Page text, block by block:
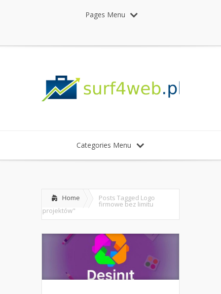
Pages Menu
Categories Menu
Home Posts Tagged Logo
firmowe bez limitu
projektów"